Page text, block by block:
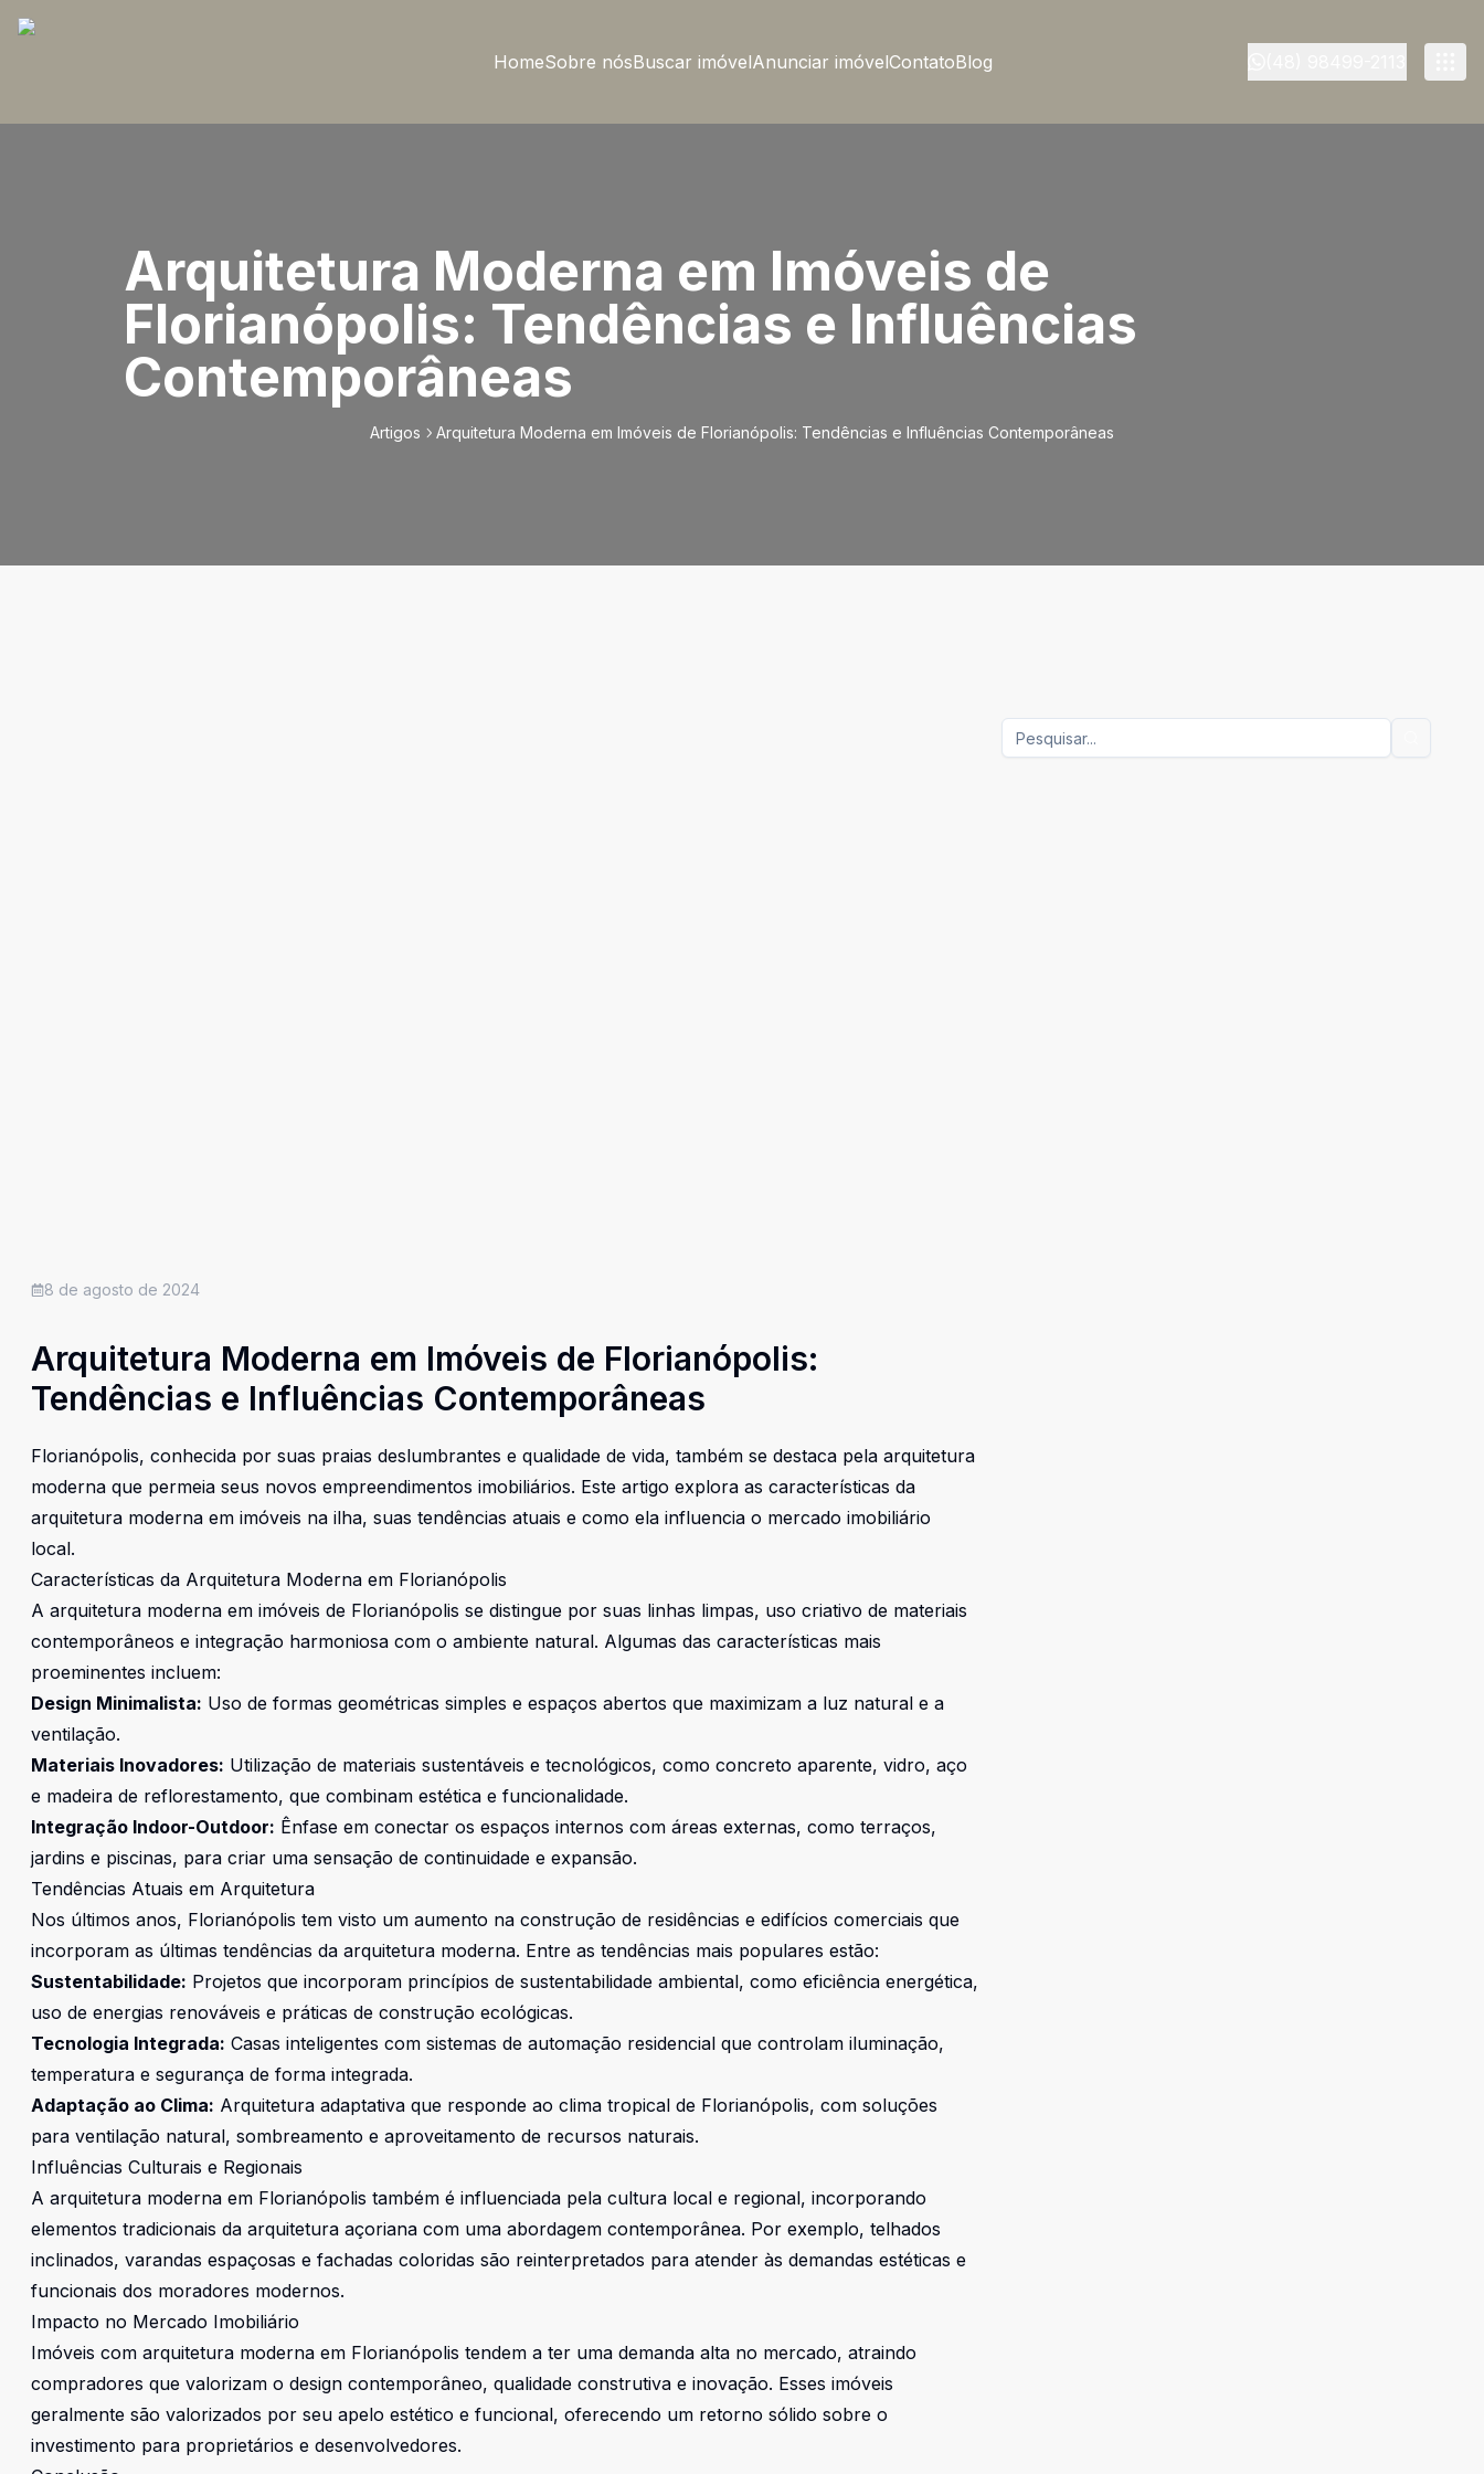
HomeSobre nósBuscar imóvelAnunciar imóvelContatoBlog
Arquitetura Moderna em Imóveis de
Florianópolis: Tendências e Influências
Contemporâneas
Artigos Arquitetura Moderna em Imóveis de Florianópolis: Tendências e Influências Contemporâneas
8 de agosto de 2024
Arquitetura Moderna em Imóveis de Florianópolis:
Tendências e Influências Contemporâneas
Florianópolis, conhecida por suas praias deslumbrantes e qualidade de vida, também se destaca pela arquitetura
moderna que permeia seus novos empreendimentos imobiliários. Este artigo explora as características da
arquitetura moderna em imóveis na ilha, suas tendências atuais e como ela influencia o mercado imobiliário
local.
Características da Arquitetura Moderna em Florianópolis
A arquitetura moderna em imóveis de Florianópolis se distingue por suas linhas limpas, uso criativo de materiais
contemporâneos e integração harmoniosa com o ambiente natural. Algumas das características mais
proeminentes incluem:
Design Minimalista: Uso de formas geométricas simples e espaços abertos que maximizam a luz natural e a
ventilação.
Materiais Inovadores: Utilização de materiais sustentáveis e tecnológicos, como concreto aparente, vidro, aço
e madeira de reflorestamento, que combinam estética e funcionalidade.
Integração Indoor-Outdoor: Ênfase em conectar os espaços internos com áreas externas, como terraços,
jardins e piscinas, para criar uma sensação de continuidade e expansão.
Tendências Atuais em Arquitetura
Nos últimos anos, Florianópolis tem visto um aumento na construção de residências e edifícios comerciais que
incorporam as últimas tendências da arquitetura moderna. Entre as tendências mais populares estão:
Sustentabilidade: Projetos que incorporam princípios de sustentabilidade ambiental, como eficiência energética,
uso de energias renováveis e práticas de construção ecológicas.
Tecnologia Integrada: Casas inteligentes com sistemas de automação residencial que controlam iluminação,
temperatura e segurança de forma integrada.
Adaptação ao Clima: Arquitetura adaptativa que responde ao clima tropical de Florianópolis, com soluções
para ventilação natural, sombreamento e aproveitamento de recursos naturais.
Influências Culturais e Regionais
A arquitetura moderna em Florianópolis também é influenciada pela cultura local e regional, incorporando
elementos tradicionais da arquitetura açoriana com uma abordagem contemporânea. Por exemplo, telhados
inclinados, varandas espaçosas e fachadas coloridas são reinterpretados para atender às demandas estéticas e
funcionais dos moradores modernos.
Impacto no Mercado Imobiliário
Imóveis com arquitetura moderna em Florianópolis tendem a ter uma demanda alta no mercado, atraindo
compradores que valorizam o design contemporâneo, qualidade construtiva e inovação. Esses imóveis
geralmente são valorizados por seu apelo estético e funcional, oferecendo um retorno sólido sobre o
investimento para proprietários e desenvolvedores.